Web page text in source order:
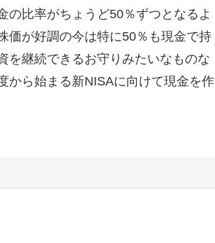
の比率がちょうど50％ずつとなるよ
価が好調の今は特に50％も現金で持
を継続できるお守りみたいなものな
から始まる新NISAに向けて現金を作